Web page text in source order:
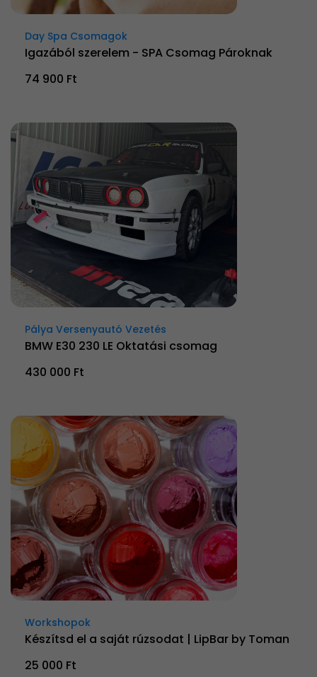
Day Spa Csomagok
Igazából szerelem - SPA Csomag Pároknak
74 900 Ft
Pálya Versenyautó Vezetés
BMW E30 230 LE Oktatási csomag
430 000 Ft
Workshopok
Készítsd el a saját rúzsodat | LipBar by Toman
25 000 Ft